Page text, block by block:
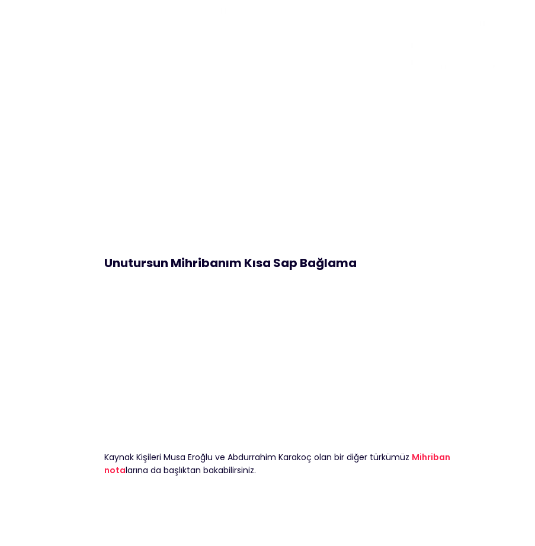
Unutursun Mihribanım Kısa Sap Bağlama
Kaynak Kişileri Musa Eroğlu ve Abdurrahim Karakoç olan bir diğer türkümüz Mihriban
notalarına da başlıktan bakabilirsiniz.